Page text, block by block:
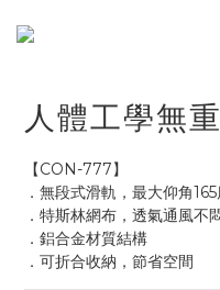
人體工學無
【CON-777】
．無段式滑軌，最大仰角
．特斯林網布，透氣通風不
．鋁合金材質結構
．可折合收納，節省空間